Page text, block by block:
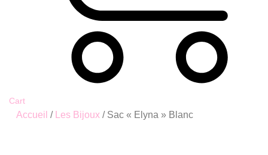
Cart
Accueil / Les Bijoux / Sac « Elyna » Blanc